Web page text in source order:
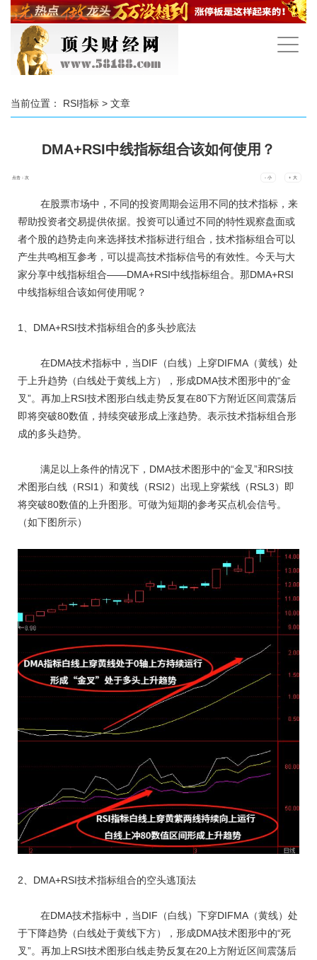
手
机
当前位置： RSI指标 > 文章
DMA+RSI中线指标组合该如何使用？
点击：次 - 小 + 大
在股票市场中，不同的投资周期会运用不同的技术指标，来
帮助投资者交易提供依据。投资可以通过不同的特性观察盘面或
者个股的趋势走向来选择技术指标进行组合，技术指标组合可以
产生共鸣相互参考，可以提高技术指标信号的有效性。今天与大
家分享中线指标组合——DMA+RSI中线指标组合。那DMA+RSI
中线指标组合该如何使用呢？
1、DMA+RSI技术指标组合的多头抄底法
在DMA技术指标中，当DIF（白线）上穿DIFMA（黄线）处
于上升趋势（白线处于黄线上方），形成DMA技术图形中的“金
叉”。再加上RSI技术图形白线走势反复在80下方附近区间震荡后
即将突破80数值，持续突破形成上涨趋势。表示技术指标组合形
成的多头趋势。
满足以上条件的情况下，DMA技术图形中的“金叉”和RSI技
术图形白线（RSI1）和黄线（RSI2）出现上穿紫线（RSL3）即
将突破80数值的上升图形。可做为短期的参考买点机会信号。
（如下图所示）
2、DMA+RSI技术指标组合的空头逃顶法
在DMA技术指标中，当DIF（白线）下穿DIFMA（黄线）处
于下降趋势（白线处于黄线下方），形成DMA技术图形中的“死
叉”。再加上RSI技术图形白线走势反复在20上方附近区间震荡后